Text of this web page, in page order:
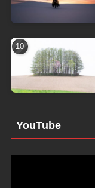
YouTube